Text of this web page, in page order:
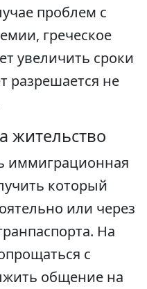
проблем с
греческое
увеличить сроки
разрешается не
жительство
иммиграционная
который
или через
На
с
общение на